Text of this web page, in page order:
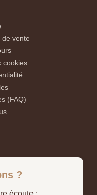
vente
cookies
(FAQ)
?